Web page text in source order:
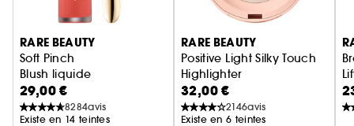
Ignorer le carrousel produits
RARE BEAUTY
Soft Pinch
Blush liquide
29,00 €
8284avis
Existe en 14 teintes
RARE BEAUTY
Positive Light Silky Touch
Highlighter
Poudre illuminatrice
32,00 €
2146avis
Existe en 6 teintes